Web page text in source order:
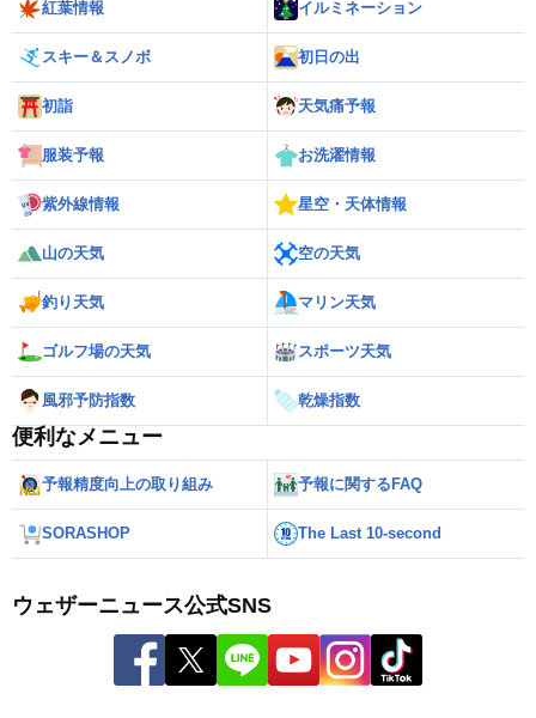
紅葉情報 イルミネーション
スキー＆スノボ 初日の出
初詣 天気痛予報
服装予報 お洗濯情報
紫外線情報 星空・天体情報
山の天気 空の天気
釣り天気 マリン天気
ゴルフ場の天気 スポーツ天気
風邪予防指数 乾燥指数
便利なメニュー
予報精度向上の取り組み 予報に関するFAQ
SORASHOP The Last 10-second
ウェザーニュース公式SNS